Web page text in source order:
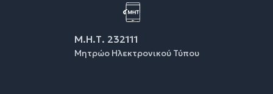
Μ.Η.Τ. 232111
Μητρώο Ηλεκτρονικού Τύπου